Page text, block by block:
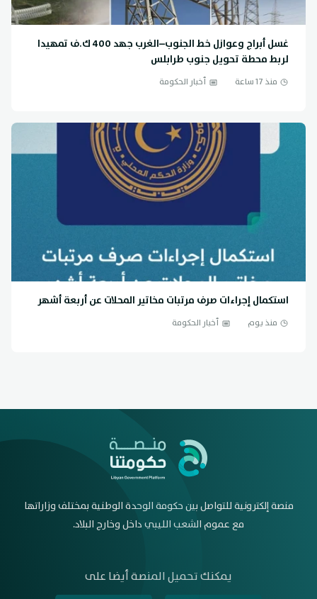
غسل أبراج وعوازل خط الجنوب–الغرب جهد 400 ك.ف تمهيدا
لربط محطة تحويل جنوب طرابلس
منذ 17 ساعة أخبار الحكومة
استكمال إجراءات صرف مرتبات مخاتير المحلات عن أربعة أشهر
منذ يوم أخبار الحكومة
منصة إلكترونية للتواصل بين حكومة الوحدة الوطنية بمختلف وزاراتها
مع عموم الشعب الليبي داخل وخارج البلاد.
يمكنك تحميل المنصة أيضا على